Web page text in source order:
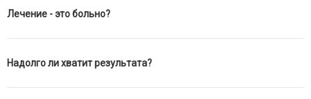
Лечение - это больно?
Надолго ли хватит результата?